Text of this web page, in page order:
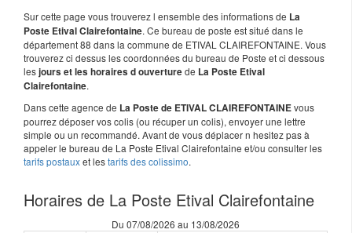
Sur cette page vous trouverez l ensemble des informations de La
Poste Etival Clairefontaine. Ce bureau de poste est situé dans le
département 88 dans la commune de ETIVAL CLAIREFONTAINE. Vous
trouverez ci dessus les coordonnées du bureau de Poste et ci dessous
lesjours et les horaires d ouverturede La Poste Etival
Clairefontaine.
Dans cette agence de La Poste de ETIVAL CLAIREFONTAINEvous
pourrez déposer vos colis (ou récuper un colis), envoyer une lettre
simple ou un recommandé. Avant de vous déplacer n hesitez pas à
appeler le bureau de La Poste Etival Clairefontaine et/ou consulter les
tarifs postauxet lestarifs des colissimo.
Horaires de La Poste Etival Clairefontaine
Du 07/08/2026 au 13/08/2026